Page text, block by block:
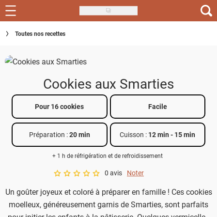
Skip
to
main
Recettes
Inspirations
Menu de la semaine
Actus
Téléchargez l'app Saveurs Recettes
Toutes nos recettes
Cookies aux Smarties
Pour 16 cookies Facile
Préparation :20 min Cuisson : 12 min - 15 min
+ 1 h de réfrigération et de refroidissement
A star rating of 0 out of 5.
0 avis Noter
Un goûter joyeux et coloré à préparer en famille ! Ces cookies
moelleux, généreusement garnis de Smarties, sont parfaits